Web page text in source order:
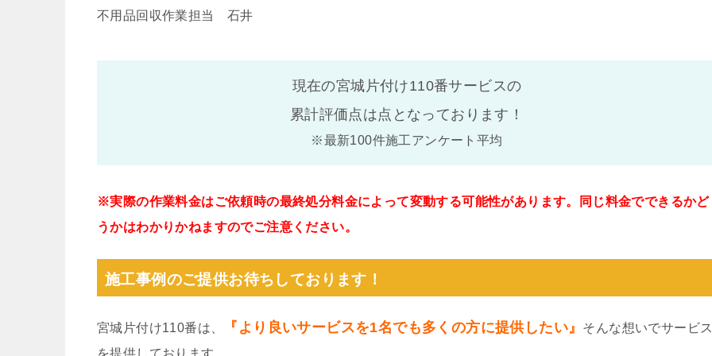
不用品回収作業担当 石井
現在の宮城片付け110番サービスの
累計評価点は点となっております！
※最新100件施工アンケート平均
※実際の作業料金はご依頼時の最終処分料金によって変動する可能性があります。同じ料金でできるかど
うかはわかりかねますのでご注意ください。
施工事例のご提供お待ちしております！
宮城片付け110番は、 『より良いサービスを1名でも多くの方に提供したい』
そんな想いでサービ
を提供しております。